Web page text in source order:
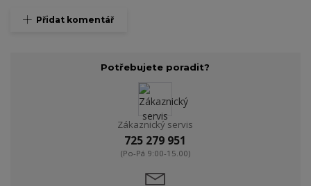
Přidat komentář
Potřebujete poradit?
Zákaznický servis
725 279 951
(Po-Pá 9:00-15.00)